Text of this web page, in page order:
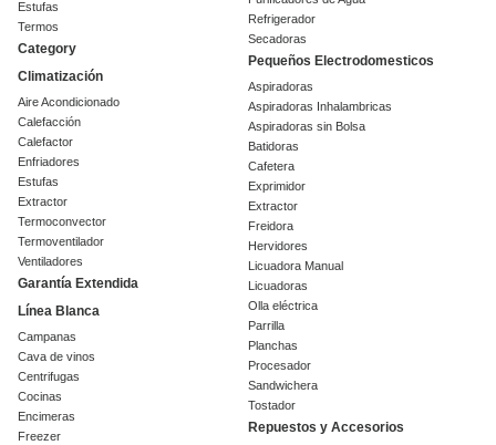
Estufas
Termos
Category
Climatización
Aire Acondicionado
Calefacción
Calefactor
Enfriadores
Estufas
Extractor
Termoconvector
Termoventilador
Ventiladores
Garantía Extendida
Línea Blanca
Campanas
Cava de vinos
Centrifugas
Cocinas
Encimeras
Freezer
Refrigerador
Secadoras
Pequeños Electrodomesticos
Aspiradoras
Aspiradoras Inhalambricas
Aspiradoras sin Bolsa
Batidoras
Cafetera
Exprimidor
Extractor
Freidora
Hervidores
Licuadora Manual
Licuadoras
Olla eléctrica
Parrilla
Planchas
Procesador
Sandwichera
Tostador
Repuestos y Accesorios